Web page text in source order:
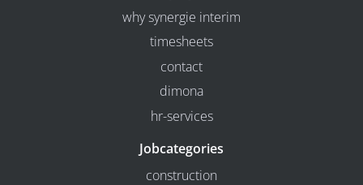
why synergie interim
timesheets
contact
dimona
hr-services
Jobcategories
construction